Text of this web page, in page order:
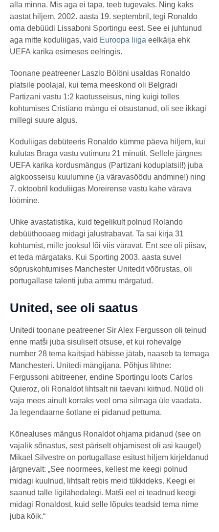
alla minna. Mis aga ei tapa, teeb tugevaks. Ning kaks
aastat hiljem, 2002. aasta 19. septembril, tegi Ronaldo
oma debüüdi Lissaboni Sportingu eest. See ei juhtunud
aga mitte koduliigas, vaid Euroopa liiga eelkäija ehk
UEFA karika esimeses eelringis.
Toonane peatreener Laszlo Bölöni usaldas Ronaldo
platsile poolajal, kui tema meeskond oli Belgradi
Partizani vastu 1:2 kaotusseisus, ning kuigi tolles
kohtumises Cristiano mängu ei otsustanud, oli see ikkagi
millegi suure algus.
Koduliigas debüteeris Ronaldo kümme päeva hiljem, kui
kulutas Braga vastu vutimuru 21 minutit. Sellele järgnes
UEFA karika kordusmängus (Partizani koduplatsil!) juba
algkoosseisu kuulumine (ja väravasöödu andmine!) ning
7. oktoobril koduliigas Moreirense vastu kahe värava
löömine.
Uhke avastatistika, kuid tegelikult polnud Rolando
debüüthooaeg midagi jalustrabavat. Ta sai kirja 31
kohtumist, mille jooksul lõi viis väravat. Ent see oli piisav,
et teda märgataks. Kui Sporting 2003. aasta suvel
sõpruskohtumises Manchester Unitedit võõrustas, oli
portugallase talenti juba ammu märgatud.
United, see oli saatus
Unitedi toonane peatreener Sir Alex Fergusson oli teinud
enne matši juba sisuliselt otsuse, et kui rohevalge
number 28 tema kaitsjad häbisse jätab, naaseb ta temaga
Manchesteri. Unitedi mängijana. Põhjus lihtne:
Fergussoni abitreener, endine Sportingu loots Carlos
Quieroz, oli Ronaldot lihtsalt nii taevani kiitnud. Nüüd oli
vaja mees ainult korraks veel oma silmaga üle vaadata.
Ja legendaarne šotlane ei pidanud pettuma.
Kõnealuses mängus Ronaldot ohjama pidanud (see on
vajalik sõnastus, sest päriselt ohjamisest oli asi kaugel)
Mikael Silvestre on portugallase esitust hiljem kirjeldanud
järgnevalt: „See noormees, kellest me keegi polnud
midagi kuulnud, lihtsalt rebis meid tükkideks. Keegi ei
saanud talle ligilähedalegi. Matši eel ei teadnud keegi
midagi Ronaldost, kuid selle lõpuks teadsid tema nime
juba kõik.“